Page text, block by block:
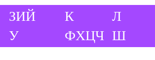
ЗИЙ К Л
У ФХЦЧ Ш